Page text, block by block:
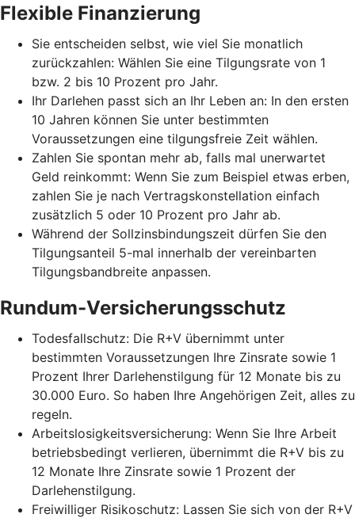
Flexible Finanzierung
Sie entscheiden selbst, wie viel Sie monatlich
zurückzahlen: Wählen Sie eine Tilgungsrate von 1
bzw. 2 bis 10 Prozent pro Jahr.
Ihr Darlehen passt sich an Ihr Leben an: In den ersten
10 Jahren können Sie unter bestimmten
Voraussetzungen eine tilgungsfreie Zeit wählen.
Zahlen Sie spontan mehr ab, falls mal unerwartet
Geld reinkommt: Wenn Sie zum Beispiel etwas erben,
zahlen Sie je nach Vertragskonstellation einfach
zusätzlich 5 oder 10 Prozent pro Jahr ab.
Während der Sollzinsbindungszeit dürfen Sie den
Tilgungsanteil 5-mal innerhalb der vereinbarten
Tilgungsbandbreite anpassen.
Rundum-Versicherungsschutz
Todesfallschutz: Die R+V übernimmt unter
bestimmten Voraussetzungen Ihre Zinsrate sowie 1
Prozent Ihrer Darlehenstilgung für 12 Monate bis zu
30.000 Euro. So haben Ihre Angehörigen Zeit, alles zu
regeln.
Arbeitslosigkeitsversicherung: Wenn Sie Ihre Arbeit
betriebsbedingt verlieren, übernimmt die R+V bis zu
12 Monate Ihre Zinsrate sowie 1 Prozent der
Darlehenstilgung.
Freiwilliger Risikoschutz: Lassen Sie sich von der R+V